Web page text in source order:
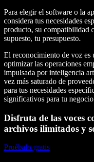
Para elegir el software o la
considera tus necesidades
producto, su compatibilidad
supuesto, tu presupuesto.
El reconocimiento de voz es
optimizar las operaciones
impulsada por inteligencia
vez más saturado de
para tus necesidades
significativos para tu
Disfruta de las voces
archivos ilimitados y
Pruébalo gratis